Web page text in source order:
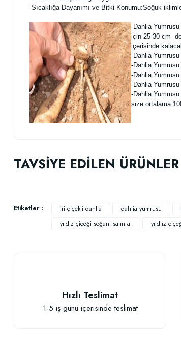
-Sıcaklığa Dayanımı ve Bitki Konumu:Soğuk
-Dahlia
için 25-30 cm
içerisinde
-Dahlia
-Dahlia
-Dahlia
-Dahlia
-Dahlia
size ortalama
Ürün bilgilerinde hatalar bulunuyor.
Ürün fiyatı diğer sitelerden daha pahalı.
TAVSİYE EDİLEN ÜRÜNLER
Güllerin İçin Besin (1000 gram)
Etiketler : iri çiçekli dahlia dahlia yumrusu
yıldız çiçeği soğanı satın al
yıldıız
Hızlı Teslimat
1-5 iş günü içerisinde teslimat